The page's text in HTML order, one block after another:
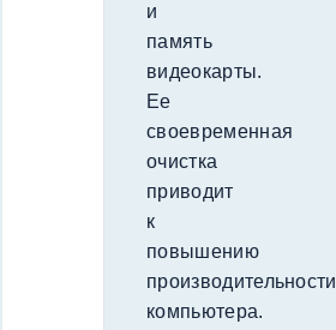
и
память
видеокарты.
Ее
своевременная
очистка
приводит
к
повышению
производительности
компьютера.